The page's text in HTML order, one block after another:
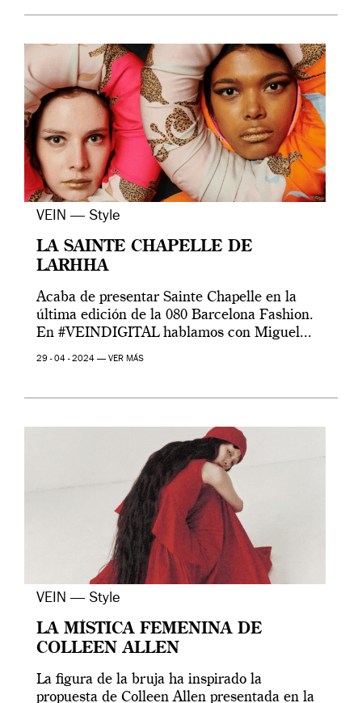
VEIN — Style
LA SAINTE CHAPELLE DE
LARHHA
Acaba de presentar Sainte Chapelle en la
última edición de la 080 Barcelona Fashion.
En #VEINDIGITAL hablamos con Miguel...
29 - 04 - 2024 — VER MÁS
VEIN — Style
LA MÍSTICA FEMENINA DE
COLLEEN ALLEN
La figura de la bruja ha inspirado la
propuesta de Colleen Allen presentada en la